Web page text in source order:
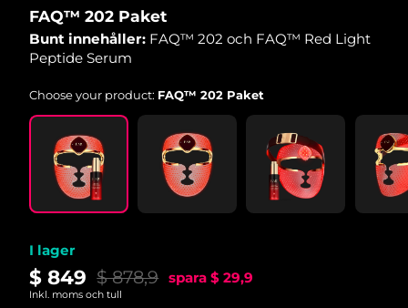
FAQ™ 202 Paket
Bunt innehåller: FAQ™ 202 och FAQ™ Red Light
Peptide Serum
Choose your product: FAQ™ 202 Paket
I lager
$ 849 $ 878,9 spara $ 29,9
Inkl. moms och tull